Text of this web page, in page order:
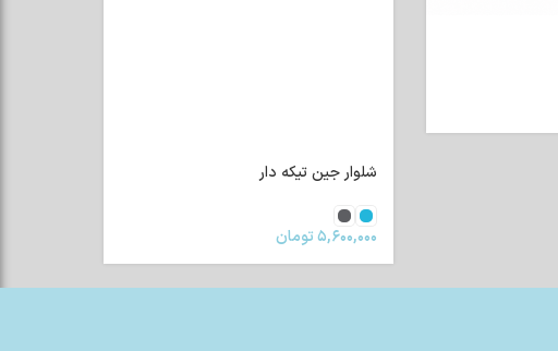
شلوار جین تیکه دار
۵,۶۰۰,۰۰۰تومان